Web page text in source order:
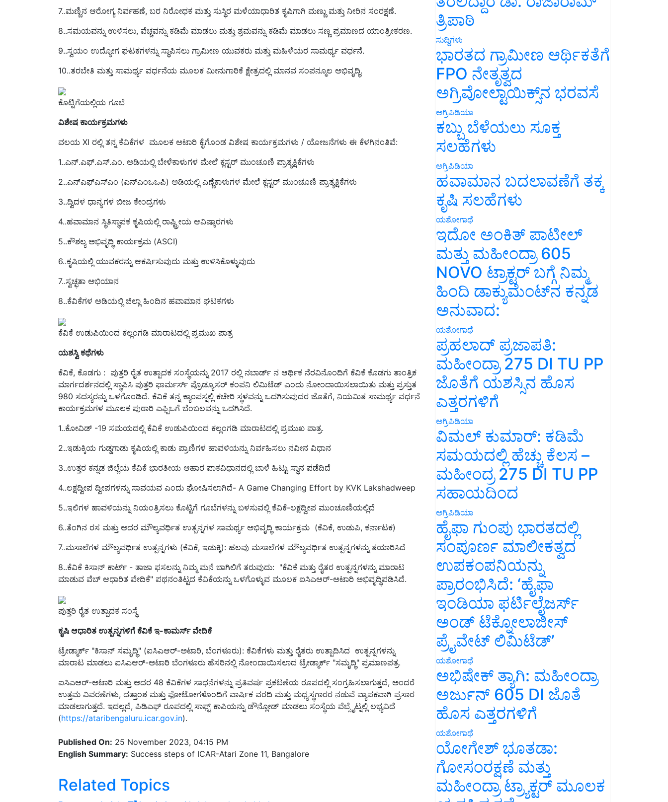
8..ಸಮಯವನ್ನು ಉಳಿಸಲು, ವೆಚ್ಚವನ್ನು ಕಡಿಮೆ ಮಾಡಲು ಮತ್ತು ಶ್ರಮವನ್ನು ಕಡಿಮೆ ಮಾಡಲು ಸಣ್ಣ ಪ್ರಮಾಣದ ಯಾಂತ್ರೀಕರಣ.
9..ಸ್ವಯಂ ಉದ್ಯೋಗ ಘಟಕಗಳನ್ನು ಸ್ಥಾಪಿಸಲು ಗ್ರಾಮೀಣ ಯುವಕರು ಮತ್ತು ಮಹಿಳೆಯರ ಸಾಮರ್ಥ್ಯ ವರ್ಧನೆ.
10..ತರಬೇತಿ ಮತ್ತು ಸಾಮರ್ಥ್ಯ ವರ್ಧನೆಯ ಮೂಲಕ ಮೀನುಗಾರಿಕೆ ಕ್ಷೇತ್ರದಲ್ಲಿ ಮಾನವ ಸಂಪನ್ಮೂಲ ಅಭಿವೃದ್ಧಿ.
ಕೊಟ್ಟಿಗೆಯಲ್ಲಿಯ ಗೂಬೆ
ವಿಶೇಷ ಕಾರ್ಯಕ್ರಮಗಳು
ವಲಯ XI ರಲ್ಲಿ ತನ್ನ ಕೆವಿಕೆಗಳ ಮೂಲಕ ಅಟಾರಿ ಕೈಗೊಂಡ ವಿಶೇಷ ಕಾರ್ಯಕ್ರಮಗಳು / ಯೋಜನೆಗಳು ಈ ಕೆಳಗಿನಂತಿವೆ:
1..ಎನ್.ಎಫ್.ಎಸ್.ಎಂ. ಅಡಿಯಲ್ಲಿ ಬೇಳೆಕಾಳುಗಳ ಮೇಲೆ ಕ್ಲಸ್ಟರ್ ಮುಂಚೂಣಿ ಪ್ರಾತ್ಯಕ್ಷಿಕೆಗಳು
2..ಎನ್ಎಫ್ಎಸ್ಎಂ (ಎನ್ಎಂಒಒಪಿ) ಅಡಿಯಲ್ಲಿ ಎಣ್ಣೆಕಾಳುಗಳ ಮೇಲೆ ಕ್ಲಸ್ಟರ್ ಮುಂಚೂಣಿ ಪ್ರಾತ್ಯಕ್ಷಿಕೆಗಳು
4..ಹವಾಮಾನ ಸ್ಥಿತಿಸ್ಥಾಪಕ ಕೃಷಿಯಲ್ಲಿ ರಾಷ್ಟ್ರೀಯ ಆವಿಷ್ಕಾರಗಳು
5..ಕೌಶಲ್ಯ ಅಭಿವೃದ್ಧಿ ಕಾರ್ಯಕ್ರಮ (ASCI)
6..ಕೃಷಿಯಲ್ಲಿ ಯುವಕರನ್ನು ಆಕರ್ಷಿಸುವುದು ಮತ್ತು ಉಳಿಸಿಕೊಳ್ಳುವುದು
7..ಸ್ವಚ್ಛತಾ ಅಭಿಯಾನ
8..ಕೆವಿಕೆಗಳ ಅಡಿಯಲ್ಲಿ ಜಿಲ್ಲಾ ಹಿಂದಿನ ಹವಾಮಾನ ಘಟಕಗಳು
ಕೆವಿಕೆ ಉಡುಪಿಯಿಂದ ಕಲ್ಲಂಗಡಿ ಮಾರಾಟದಲ್ಲಿ ಪ್ರಮುಖ ಪಾತ್ರ
ಕೆವಿಕೆ, ಕೊಡಗು : ಪುತ್ತರಿ ರೈತ ಉತ್ಪಾದಕ ಸಂಸ್ಥೆಯನ್ನು 2017 ರಲ್ಲಿ ನಬಾರ್ಡ್ ನ ಆರ್ಥಿಕ ನೆರವಿನೊಂದಿಗೆ ಕೆವಿಕೆ ಕೊಡಗು ತಾಂತ್ರಿಕ
ಮಾರ್ಗದರ್ಶನದಲ್ಲಿ ಸ್ಥಾಪಿಸಿ ಪುತ್ತರಿ ಫಾರ್ಮರ್ಸ್ ಪ್ರೊಡ್ಯೂಸರ್ ಕಂಪನಿ ಲಿಮಿಟೆಡ್ ಎಂದು ನೋಂದಾಯಿಸಲಾಯಿತು ಮತ್ತು ಪ್ರಸ್ತುತ
980 ಸದಸ್ಯರನ್ನು ಒಳಗೊಂಡಿದೆ. ಕೆವಿಕೆ ತನ್ನ ಕ್ಯಾಂಪಸ್ನಲ್ಲಿ ಕಚೇರಿ ಸ್ಥಳವನ್ನು ಒದಗಿಸುವುದರ ಜೊತೆಗೆ, ನಿಯಮಿತ ಸಾಮರ್ಥ್ಯ ವರ್ಧನೆ
ಕಾರ್ಯಕ್ರಮಗಳ ಮೂಲಕ ಪುಠಾರಿ ಎಫ್ಪಿಒಗೆ ಬೆಂಬಲವನ್ನು ಒದಗಿಸಿದೆ.
1..ಕೋವಿಡ್ -19 ಸಮಯದಲ್ಲಿ ಕೆವಿಕೆ ಉಡುಪಿಯಿಂದ ಕಲ್ಲಂಗಡಿ ಮಾರಾಟದಲ್ಲಿ ಪ್ರಮುಖ ಪಾತ್ರ.
2..ಇಡುಕ್ಕಿಯ ಗುಡ್ಡಗಾಡು ಕೃಷಿಯಲ್ಲಿ ಕಾಡು ಪ್ರಾಣಿಗಳ ಹಾವಳಿಯನ್ನು ನಿರ್ವಹಿಸಲು ನವೀನ ವಿಧಾನ
3..ಉತ್ತರ ಕನ್ನಡ ಜಿಲ್ಲೆಯ ಕೆವಿಕೆ ಭಾರತೀಯ ಆಹಾರ ಪಾಕವಿಧಾನದಲ್ಲಿ ಬಾಳೆ ಹಿಟ್ಟು ಸ್ಥಾನ ಪಡೆದಿದೆ
4..ಲಕ್ಷದ್ವೀಪ ದ್ವೀಪಗಳನ್ನು ಸಾವಯವ ಎಂದು ಘೋಷಿಸಲಾಗಿದೆ- A Game Changing Effort by KVK Lakshadweep
5..ಇಲಿಗಳ ಹಾವಳಿಯನ್ನು ನಿಯಂತ್ರಿಸಲು ಕೊಟ್ಟಿಗೆ ಗೂಬೆಗಳನ್ನು ಬಳಸುವಲ್ಲಿ ಕೆವಿಕೆ-ಲಕ್ಷದ್ವೀಪ ಮುಂಚೂಣಿಯಲ್ಲಿದೆ
6..ತೆಂಗಿನ ರಸ ಮತ್ತು ಅದರ ಮೌಲ್ಯವರ್ಧಿತ ಉತ್ಪನ್ನಗಳ ಸಾಮರ್ಥ್ಯ ಅಭಿವೃದ್ಧಿ ಕಾರ್ಯಕ್ರಮ (ಕೆವಿಕೆ, ಉಡುಪಿ, ಕರ್ನಾಟಕ)
7..ಮಸಾಲೆಗಳ ಮೌಲ್ಯವರ್ಧಿತ ಉತ್ಪನ್ನಗಳು (ಕೆವಿಕೆ, ಇಡುಕ್ಕಿ): ಹಲವು ಮಸಾಲೆಗಳ ಮೌಲ್ಯವರ್ಧಿತ ಉತ್ಪನ್ನಗಳನ್ನು ತಯಾರಿಸಿದೆ
8..ಕೆವಿಕೆ ಕಿಸಾನ್ ಕಾರ್ಟ್ - ತಾಜಾ ಫಸಲನ್ನು ನಿಮ್ಮ ಮನೆ ಬಾಗಿಲಿಗೆ ತರುವುದು: "ಕೆವಿಕೆ ಮತ್ತು ರೈತರ ಉತ್ಪನ್ನಗಳನ್ನು ಮಾರಾಟ
ಮಾಡುವ ವೆಬ್ ಆಧಾರಿತ ವೇದಿಕೆ" ಪಥನಂತಿಟ್ಟದ ಕೆವಿಕೆಯನ್ನು ಒಳಗೊಳ್ಳುವ ಮೂಲಕ ಐಸಿಎಆರ್-ಅಟಾರಿ ಅಭಿವೃದ್ಧಿಪಡಿಸಿದೆ.
ಪುತ್ತರಿ ರೈತ ಉತ್ಪಾದಕ ಸಂಸ್ಥೆ
ಕೃಷಿ ಆಧಾರಿತ ಉತ್ಪನ್ನಗಳಿಗೆ ಕೆವಿಕೆ ಇ-ಕಾಮರ್ಸ್ ವೇದಿಕೆ
ಟ್ರೇಡ್ಮಾರ್ಕ್ "ಕಿಸಾನ್ ಸಮೃದ್ಧಿ" (ಐಸಿಎಆರ್-ಅಟಾರಿ, ಬೆಂಗಳೂರು): ಕೆವಿಕೆಗಳು ಮತ್ತು ರೈತರು ಉತ್ಪಾದಿಸಿದ ಉತ್ಪನ್ನಗಳನ್ನು
ಮಾರಾಟ ಮಾಡಲು ಐಸಿಎಆರ್-ಅಟಾರಿ ಬೆಂಗಳೂರು ಹೆಸರಿನಲ್ಲಿ ನೋಂದಾಯಿಸಲಾದ ಟ್ರೇಡ್ಮಾರ್ಕ್ "ಸಮೃದ್ಧಿ" ಪ್ರಮಾಣಪತ್ರ.
ಐಸಿಎಆರ್-ಅಟಾರಿ ಮತ್ತು ಅದರ 48 ಕೆವಿಕೆಗಳ ಸಾಧನೆಗಳನ್ನು ಪ್ರತಿವರ್ಷ ಪ್ರಕಟಣೆಯ ರೂಪದಲ್ಲಿ ಸಂಗ್ರಹಿಸಲಾಗುತ್ತದೆ, ಅಂದರೆ
ಉತ್ತಮ ವಿವರಣೆಗಳು, ದತ್ತಾಂಶ ಮತ್ತು ಫೋಟೋಗಳೊಂದಿಗೆ ವಾರ್ಷಿಕ ವರದಿ ಮತ್ತು ಮಧ್ಯಸ್ಥಗಾರರ ನಡುವೆ ವ್ಯಾಪಕವಾಗಿ ಪ್ರಸಾರ
ಮಾಡಲಾಗುತ್ತದೆ. ಇದಲ್ಲದೆ, ಪಿಡಿಎಫ್ ರೂಪದಲ್ಲಿ ಸಾಫ್ಟ್ ಕಾಪಿಯನ್ನು ಡೌನ್ಲೋಡ್ ಮಾಡಲು ಸಂಸ್ಥೆಯ ವೆಬ್ಸೈಟ್ನಲ್ಲಿ ಲಭ್ಯವಿದೆ
(https://ataribengaluru.icar.gov.in).
English Summary:Success steps of ICAR-Atari Zone 11, Bangalore
Related Topics
Evergreen Articles icar iari
ತ್ರಿಪಾಠಿ
ಸುದ್ದಿಗಳು
ಭಾರತದ ಗ್ರಾಮೀಣ ಆರ್ಥಿಕತೆಗೆ
FPO ನೇತೃತ್ವದ
ಅಗ್ರಿವೋಲ್ಟಾಯಿಕ್ಸ್‌ನ ಭರವಸೆ
ಅಗ್ರಿಪಿಡಿಯಾ
ಕಬ್ಬು ಬೆಳೆಯಲು ಸೂಕ್ತ
ಸಲಹೆಗಳು
ಅಗ್ರಿಪಿಡಿಯಾ
ಹವಾಮಾನ ಬದಲಾವಣೆಗೆ ತಕ್ಕ
ಕೃಷಿ ಸಲಹೆಗಳು
ಯಶೋಗಾಥೆ
ಇದೋ ಅಂಕಿತ್ ಪಾಟೀಲ್
ಮತ್ತು ಮಹೀಂದ್ರಾ 605
NOVO ಟ್ರಾಕ್ಟರ್ ಬಗ್ಗೆ ನಿಮ್ಮ
ಹಿಂದಿ ಡಾಕ್ಯುಮೆಂಟ್‌ನ ಕನ್ನಡ
ಅನುವಾದ:
ಯಶೋಗಾಥೆ
ಪ್ರಹಲಾದ್ ಪ್ರಜಾಪತಿ:
ಮಹೀಂದ್ರಾ 275 DI TU PP
ಜೊತೆಗೆ ಯಶಸ್ಸಿನ ಹೊಸ
ಎತ್ತರಗಳಿಗೆ
ಅಗ್ರಿಪಿಡಿಯಾ
ವಿಮಲ್ ಕುಮಾರ್: ಕಡಿಮೆ
ಸಮಯದಲ್ಲಿ ಹೆಚ್ಚು ಕೆಲಸ –
ಮಹೀಂದ್ರ 275 DI TU PP
ಸಹಾಯದಿಂದ
ಅಗ್ರಿಪಿಡಿಯಾ
ಹೈಫಾ ಗುಂಪು ಭಾರತದಲ್ಲಿ
ಸಂಪೂರ್ಣ ಮಾಲೀಕತ್ವದ
ಉಪಕಂಪನಿಯನ್ನು
ಪ್ರಾರಂಭಿಸಿದೆ: ‘ಹೈಫಾ
ಇಂಡಿಯಾ ಫರ್ಟಿಲೈಜರ್ಸ್
ಅಂಡ್ ಟೆಕ್ನೋಲಾಜೀಸ್
ಪ್ರೈವೇಟ್ ಲಿಮಿಟೆಡ್’
ಯಶೋಗಾಥೆ
ಅಭಿಷೇಕ್ ತ್ಯಾಗಿ: ಮಹೀಂದ್ರಾ
ಅರ್ಜುನ್ 605 DI ಜೊತೆ
ಹೊಸ ಎತ್ತರಗಳಿಗೆ
ಯಶೋಗಾಥೆ
ಯೋಗೇಶ್ ಭೂತಡಾ:
ಗೋಸಂರಕ್ಷಣೆ ಮತ್ತು
ಮಹೀಂದ್ರಾ ಟ್ರ್ಯಾಕ್ಟರ್ ಮೂಲಕ